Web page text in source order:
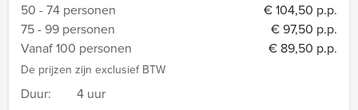
50 - 74 personen
€ 104,50 p.p.
75 - 99 personen
€ 97,50 p.p.
Vanaf 100 personen
€ 89,50 p.p.
De prijzen zijn exclusief BTW
Duur:
4 uur